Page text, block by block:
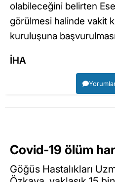
olabileceğini belirten
görülmesi halinde vakit
kuruluşuna
İHA
Covid-19 ölüm
Göğüs Hastalıkları